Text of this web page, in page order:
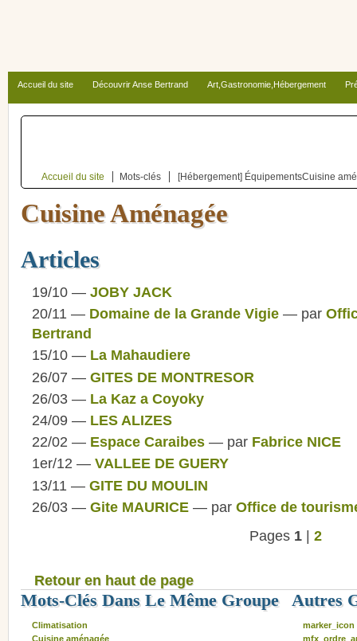
Accueil du site Découvrir Anse Bertrand Art,Gastronomie,Hébergement
Autour d’Anse Bertrand
Accueil du site Mots-clés [Hébergement] ÉquipementsCuisine
Cuisine Aménagée
Articles
19/10 — JOBY JACK
20/11 — Domaine de la Grande Vigie — par
Bertrand
15/10 — La Mahaudiere
26/07 — GITES DE MONTRESOR
26/03 — La Kaz a Coyoky
24/09 — LES ALIZES
22/02 — Espace Caraibes — par Fabrice NICE
1er/12 — VALLEE DE GUERY
13/11 — GITE DU MOULIN
26/03 — Gite MAURICE — par Office de
Pages 1 | 2
Retour en haut de page
Mots-Clés Dans Le Même Groupe
Climatisation
Cuisine aménagée
Autres
marker_icon